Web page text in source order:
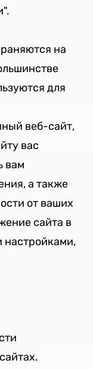
на
для
веб-сайт,
вас
вам
а также
от ваших
сайта в
настройками,